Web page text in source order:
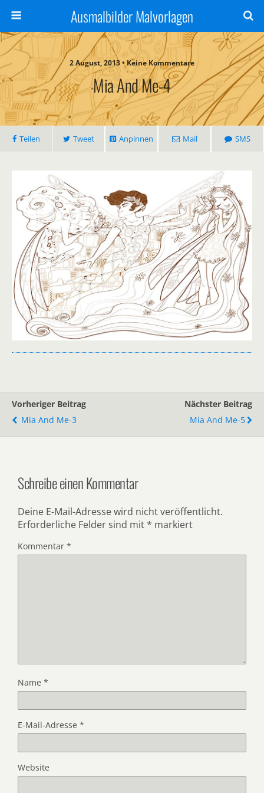
Ausmalbilder Malvorlagen
2 August, 2013 • Keine Kommentare
Mia And Me-4
Teilen Tweet Anpinnen Mail SMS
Vorheriger Beitrag
Mia And Me-3
Nächster Beitrag
Mia And Me-5
Schreibe einen Kommentar
Deine E-Mail-Adresse wird nicht veröffentlicht.
Erforderliche Felder sind mit * markiert
Kommentar *
Name *
E-Mail-Adresse *
Website